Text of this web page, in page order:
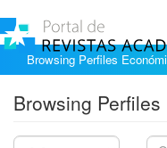
Browsing Perfiles
Browsing